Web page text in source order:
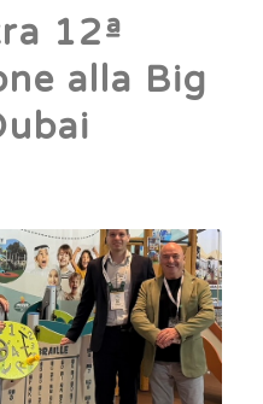
12ª
alla Big